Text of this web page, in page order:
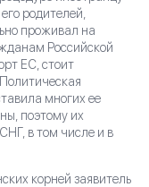
родителей,
проживал на
Российской
ЕС, стоит
многих ее
поэтому их
в том числе и в
корней заявитель